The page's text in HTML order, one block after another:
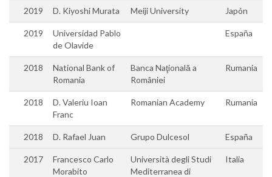
2019 D. Kiyoshi Murata Meiji University Japón
2019
Universidad Pablo
de Olavide
España
2018
National Bank of
Romania
Banca Naţională a
României
Rumania
2018
D. Valeriu Ioan
Franc
Romanian Academy Rumania
2018 D. Rafael Juan Grupo Dulcesol España
2017
Francesco Carlo
Morabito
Università degli Studi
Mediterranea di
Italia